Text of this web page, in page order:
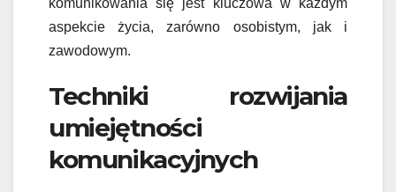
aspekcie życia, zarówno osobistym, jak i
zawodowym.
Techniki rozwijania
umiejętności
komunikacyjnych